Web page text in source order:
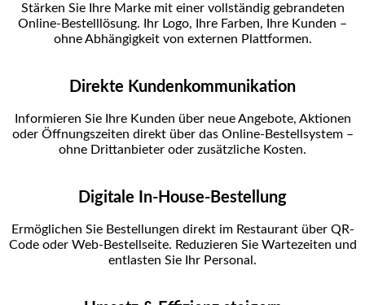
Stärken Sie Ihre Marke mit einer vollständig gebrandeten
Online-Bestelllösung. Ihr Logo, Ihre Farben, Ihre Kunden –
ohne Abhängigkeit von externen Plattformen.
Direkte Kundenkommunikation
Informieren Sie Ihre Kunden über neue Angebote, Aktionen
oder Öffnungszeiten direkt über das Online-Bestellsystem –
ohne Drittanbieter oder zusätzliche Kosten.
Digitale In-House-Bestellung
Ermöglichen Sie Bestellungen direkt im Restaurant über QR-
Code oder Web-Bestellseite. Reduzieren Sie Wartezeiten und
entlasten Sie Ihr Personal.